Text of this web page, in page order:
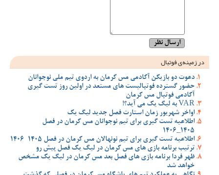
در زمینه‌ی فوتبال
دعوت دو بازیکن آکادمی مس کرمان به اردوی تیم ملی نوجوانان
حضور گسترده فوتبالیست های مستعد در اولین روز تست گیری
آکادمی فوتبال مس کرمان
VAR به لیگ یک می آید؟!
اواخر شهریور زمان استارت فصل جدید لیگ یک
اطلاعیه تست گیری برای تیم نوجوانان مس کرمان در فصل
1405_1406
اطلاعیه تست گیری برای تیم نونهالان مس کرمان در فصل 1405-1406
ترتیب برنامه بازی های مس کرمان در لیگ یک فصل پیش رو
ظهر فردا برنامه بازی های فصل بعد مس کرمان در لیگ یک مشخص
خواهد شد